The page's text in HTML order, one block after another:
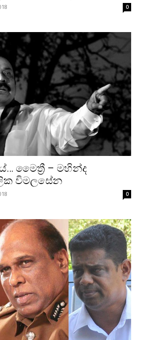
0
මෛත්‍රී – මහින්ද
විමලසේන
0